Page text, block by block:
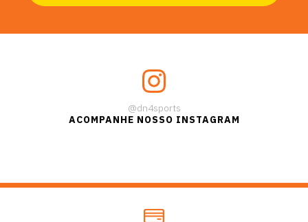
@dn4sports
ACOMPANHE NOSSO INSTAGRAM